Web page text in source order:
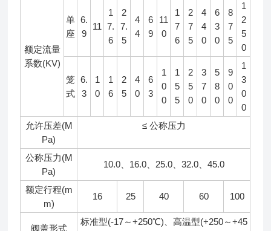
额定流量
系数(KV)
单
座
6.
9
11
1
7.
6
2
7.
5
4
4
6
9
11
0
1
7
6
2
7
5
4
4
0
6
3
0
8
7
5
1
2
5
0
笼
式
6.
3
1
0
1
6
2
5
4
0
6
3
1
0
0
1
5
5
2
5
0
3
7
0
5
8
0
9
0
0
1
3
0
0
允许压差(M
Pa)
≤ 公称压力
公称压力(M
Pa)
10.0、16.0、25.0、32.0、45.0
额定行程(m
m)
16 25 40 60 100
阀盖形式
标准型(-17～+250℃)、高温型(+250～+45